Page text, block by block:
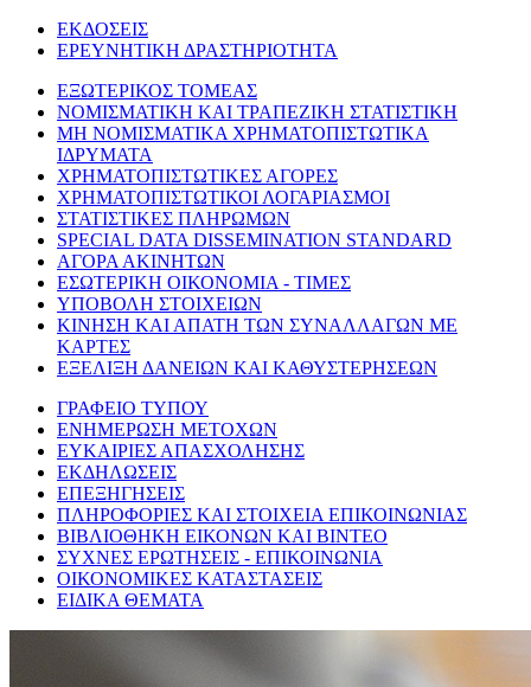
ΕΚΔΟΣΕΙΣ
ΕΡΕΥΝΗΤΙΚΗ ΔΡΑΣΤΗΡΙΟΤΗΤΑ
ΕΞΩΤΕΡΙΚΟΣ ΤΟΜΕΑΣ
ΝΟΜΙΣΜΑΤΙΚΗ ΚΑΙ ΤΡΑΠΕΖΙΚΗ ΣΤΑΤΙΣΤΙΚΗ
ΜΗ ΝΟΜΙΣΜΑΤΙΚΑ ΧΡΗΜΑΤΟΠΙΣΤΩΤΙΚΑ
ΙΔΡΥΜΑΤΑ
ΧΡΗΜΑΤΟΠΙΣΤΩΤΙΚΕΣ ΑΓΟΡΕΣ
ΧΡΗΜΑΤΟΠΙΣΤΩΤΙΚΟΙ ΛΟΓΑΡΙΑΣΜΟΙ
ΣΤΑΤΙΣΤΙΚΕΣ ΠΛΗΡΩΜΩΝ
SPECIAL DATA DISSEMINATION STANDARD
ΑΓΟΡΑ ΑΚΙΝΗΤΩΝ
ΕΣΩΤΕΡΙΚΗ ΟΙΚΟΝΟΜΙΑ - ΤΙΜΕΣ
ΥΠΟΒΟΛΗ ΣΤΟΙΧΕΙΩΝ
ΚΙΝΗΣΗ ΚΑΙ ΑΠΑΤΗ ΤΩΝ ΣΥΝΑΛΛΑΓΩΝ ΜΕ
ΚΑΡΤΕΣ
ΕΞΕΛΙΞΗ ΔΑΝΕΙΩΝ ΚΑΙ ΚΑΘΥΣΤΕΡΗΣΕΩΝ
ΓΡΑΦΕΙΟ ΤΥΠΟΥ
ΕΝΗΜΕΡΩΣΗ ΜΕΤΟΧΩΝ
ΕΥΚΑΙΡΙΕΣ ΑΠΑΣΧΟΛΗΣΗΣ
ΕΚΔΗΛΩΣΕΙΣ
ΕΠΕΞΗΓΗΣΕΙΣ
ΠΛΗΡΟΦΟΡΙΕΣ ΚΑΙ ΣΤΟΙΧΕΙΑ ΕΠΙΚΟΙΝΩΝΙΑΣ
ΒΙΒΛΙΟΘΗΚΗ ΕΙΚΟΝΩΝ ΚΑΙ ΒΙΝΤΕΟ
ΣΥΧΝΕΣ ΕΡΩΤΗΣΕΙΣ - ΕΠΙΚΟΙΝΩΝΙΑ
ΟΙΚΟΝΟΜΙΚΕΣ ΚΑΤΑΣΤΑΣΕΙΣ
ΕΙΔΙΚΑ ΘΕΜΑΤΑ